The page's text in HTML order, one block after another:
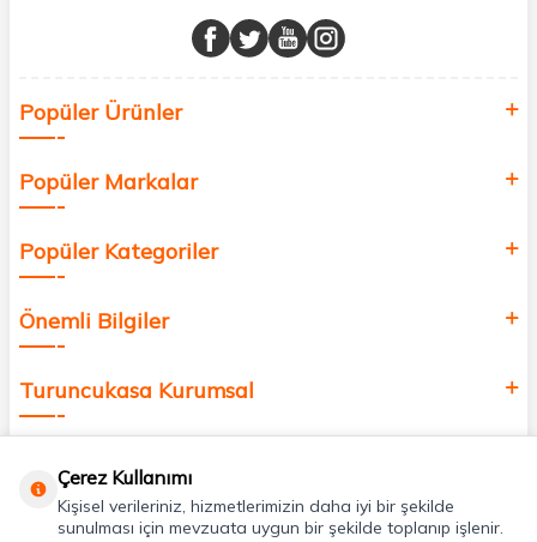
buluşturuyor ve online alışveriş deneyiminizi en iyi hale getiriyoruz.
Sağlık, güzellik ve iyi yaşam için aradığınız her şey burada!
değer katmak için bize katılın!
Popüler Ürünler
Popüler Markalar
Popüler Kategoriler
Önemli Bilgiler
Turuncukasa Kurumsal
Uygulamalarımız
Çerez Kullanımı
Kişisel verileriniz, hizmetlerimizin daha iyi bir şekilde
sunulması için mevzuata uygun bir şekilde toplanıp işlenir.